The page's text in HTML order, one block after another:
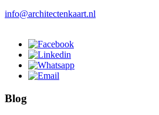
info@architectenkaart.nl
Blog